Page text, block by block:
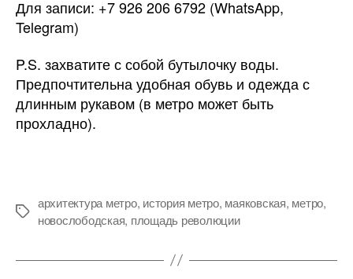
Для записи: +7 926 206 6792 (WhatsApp,
Telegram)
P.S. захватите с собой бутылочку воды.
Предпочтительна удобная обувь и одежда с
длинным рукавом (в метро может быть
прохладно).
Метки
архитектура метро, история метро, маяковская, метро,
новослободская, площадь революции